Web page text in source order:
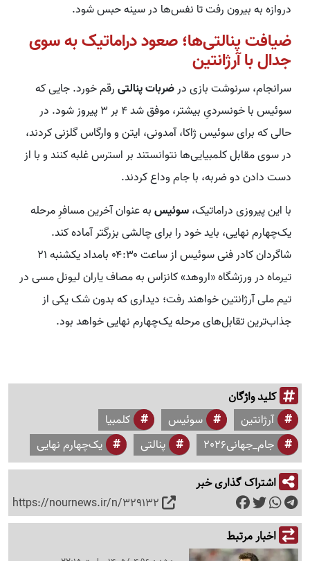
دروازه به بیرون رفت تا نفس‌ها در سینه حبس شود.
ضیافت پنالتی‌ها؛ صعود دراماتیک به سوی
جدال با آرژانتین
سرانجام، سرنوشت بازی درضربات پنالتیرقم خورد. جایی که
سوئیس با خونسردیِ بیشتر، موفق شد ۴ بر ۳ پیروز شود. در
حالی که برای سوئیس ژاکا، آمدونی، ایتن و وارگاس گلزنی کردند،
در سوی مقابل کلمبیایی‌ها نتوانستند بر استرس غلبه کنند و با از
دست دادن دو ضربه، با جام وداع کردند.
با این پیروزی دراماتیک،سوئیسبه عنوان آخرین مسافرِ مرحله
یک‌چهارم نهایی، باید خود را برای چالشی بزرگتر آماده کند.
شاگردان کادر فنی سوئیس از ساعت ۰۴:۳۰ بامداد یکشنبه ۲۱
تیرماه در ورزشگاه «اروهد» کانزاس به مصاف یاران لیونل مسی در
تیم ملی آرژانتین خواهند رفت؛ دیداری که بدون شک یکی از
جذاب‌ترین تقابل‌های مرحله یک‌چهارم نهایی خواهد بود.
کلید واژگان
آرژانتین سوئیس
کلمبیا
جام_جهانی2026
پنالتی یک‌چهارم نهایی
اشتراک گذاری خبر
https://nournews.ir/n/329132
اخبار مرتبط